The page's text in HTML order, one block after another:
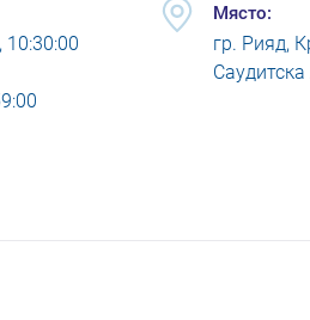
10:30:00
Място:
гр. Рияд,